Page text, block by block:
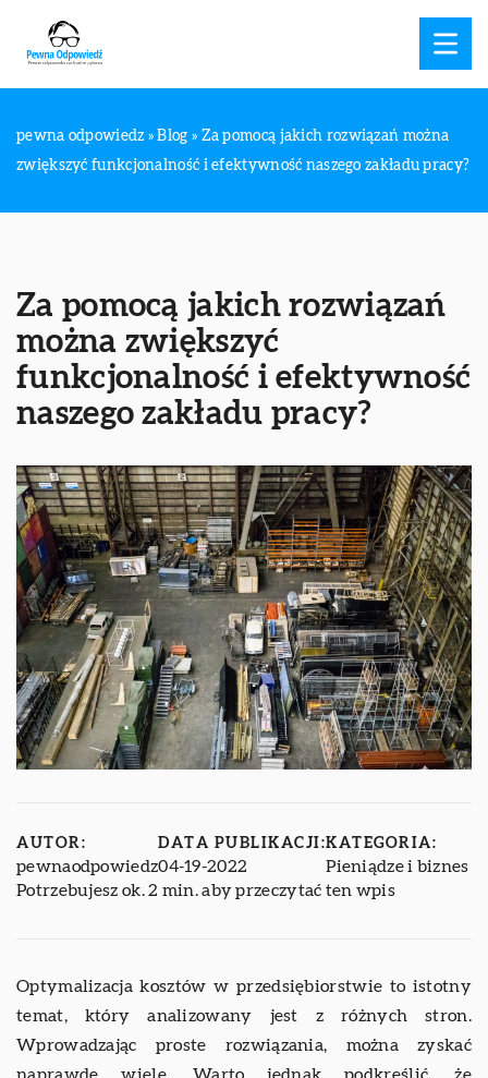
pewna odpowiedz »Blog » Za pomocą jakich rozwiązań można
zwiększyć funkcjonalność i efektywność naszego zakładu pracy?
Za pomocą jakich rozwiązań
można zwiększyć
funkcjonalność i efektywność
naszego zakładu pracy?
AUTOR:
pewnaodpowiedz
DATA PUBLIKACJI:
04-19-2022
KATEGORIA:
Pieniądze i biznes
Potrzebujesz ok. 2 min. aby przeczytać ten wpis
Optymalizacja kosztów w przedsiębiorstwie to istotny
temat, który analizowany jest z różnych stron.
Wprowadzając proste rozwiązania, można zyskać
naprawdę wiele. Warto jednak podkreślić, że